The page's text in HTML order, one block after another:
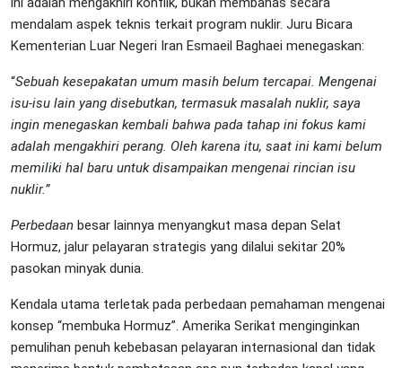
mendalam aspek teknis terkait program nuklir. Juru Bicara
Kementerian Luar Negeri Iran Esmaeil Baghaei menegaskan:
“Sebuah kesepakatan umum masih belum tercapai. Mengenai
isu-isu lain yang disebutkan, termasuk masalah nuklir, saya
ingin menegaskan kembali bahwa pada tahap ini fokus kami
adalah mengakhiri perang. Oleh karena itu, saat ini kami belum
memiliki hal baru untuk disampaikan mengenai rincian isu
nuklir.”
Perbedaan besar lainnya menyangkut masa depan Selat
Hormuz, jalur pelayaran strategis yang dilalui sekitar 20%
pasokan minyak dunia.
Kendala utama terletak pada perbedaan pemahaman mengenai
konsep “membuka Hormuz”. Amerika Serikat menginginkan
pemulihan penuh kebebasan pelayaran internasional dan tidak